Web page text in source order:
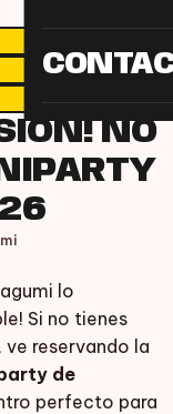
NO
lo
Si no tienes
ve reservando la
de
perfecto para